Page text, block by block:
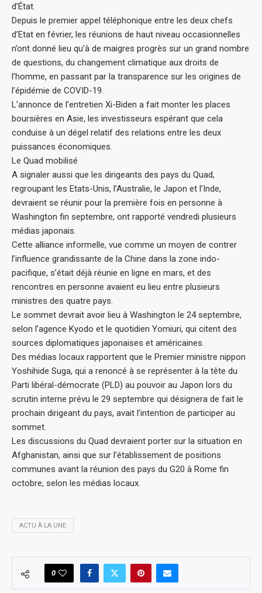
d’État.
Depuis le premier appel téléphonique entre les deux chefs
d’Etat en février, les réunions de haut niveau occasionnelles
n’ont donné lieu qu’à de maigres progrès sur un grand nombre
de questions, du changement climatique aux droits de
l’homme, en passant par la transparence sur les origines de
l’épidémie de COVID-19.
L’annonce de l’entretien Xi-Biden a fait monter les places
boursières en Asie, les investisseurs espérant que cela
conduise à un dégel relatif des relations entre les deux
puissances économiques.
Le Quad mobilisé
A signaler aussi que les dirigeants des pays du Quad,
regroupant les Etats-Unis, l’Australie, le Japon et l’Inde,
devraient se réunir pour la première fois en personne à
Washington fin septembre, ont rapporté vendredi plusieurs
médias japonais.
Cette alliance informelle, vue comme un moyen de contrer
l’influence grandissante de la Chine dans la zone indo-
pacifique, s’était déjà réunie en ligne en mars, et des
rencontres en personne avaient eu lieu entre plusieurs
ministres des quatre pays.
Le sommet devrait avoir lieu à Washington le 24 septembre,
selon l’agence Kyodo et le quotidien Yomiuri, qui citent des
sources diplomatiques japonaises et américaines.
Des médias locaux rapportent que le Premier ministre nippon
Yoshihide Suga, qui a renoncé à se représenter à la tête du
Parti libéral-démocrate (PLD) au pouvoir au Japon lors du
scrutin interne prévu le 29 septembre qui désignera de fait le
prochain dirigeant du pays, avait l’intention de participer au
sommet.
Les discussions du Quad devraient porter sur la situation en
Afghanistan, ainsi que sur l’établissement de positions
communes avant la réunion des pays du G20 à Rome fin
octobre, selon les médias locaux.
ACTU À LA UNE
0